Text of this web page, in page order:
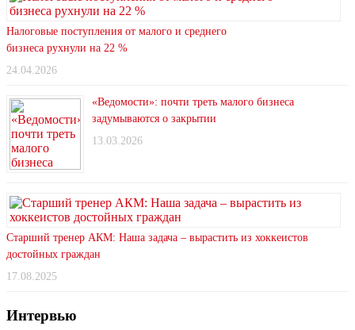
Налоговые поступления от малого и среднего
бизнеса рухнули на 22 %
24.04.2026
«Ведомости»: почти треть малого бизнеса
задумываются о закрытии
13.03.2026
Старший тренер АКМ: Наша задача – вырастить из хоккеистов
достойных граждан
17.08.2025
Интервью